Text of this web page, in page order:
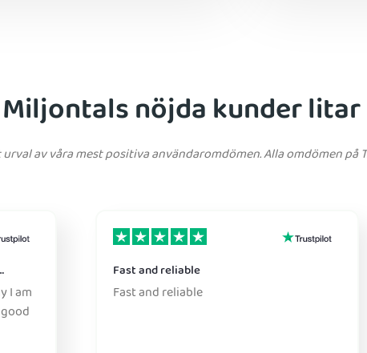
Miljontals nöjda kunder litar
av våra mest positiva användaromdömen. Alla omdömen
I am
Fast and reliable
Fast and reliable